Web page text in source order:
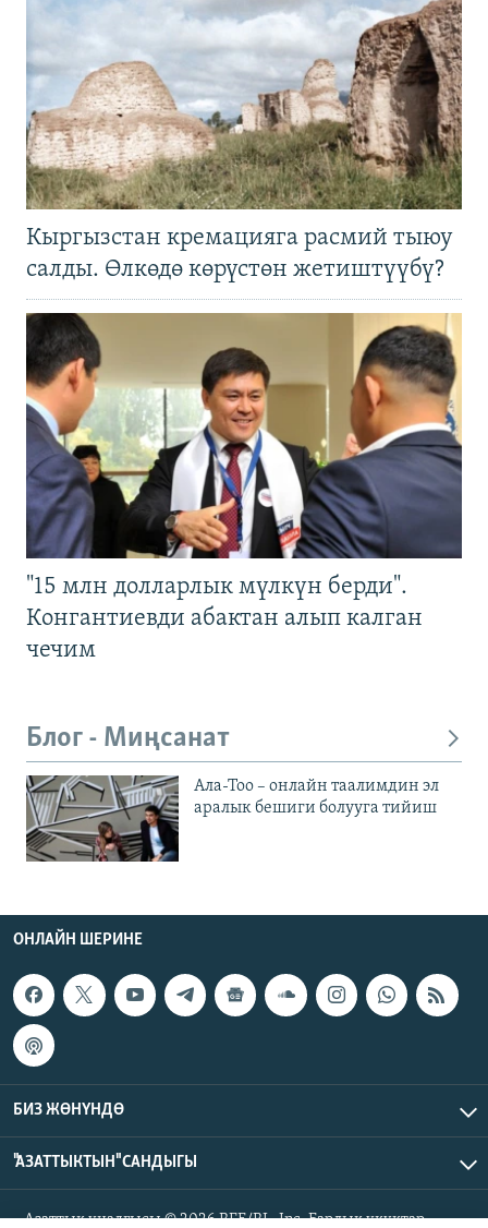
Кыргызстан кремацияга расмий тыюу
салды. Өлкөдө көрүстөн жетиштүүбү?
"15 млн долларлык мүлкүн берди".
Конгантиевди абактан алып калган
чечим
Блог - Миңсанат
Ала-Тоо – онлайн таалимдин эл
аралык бешиги болууга тийиш
ОНЛАЙН ШЕРИНЕ
БИЗ ЖӨНҮНДӨ
"АЗАТТЫКТЫН" САНДЫГЫ
Азаттык үналгысы © 2026 RFE/RL, Inc. Бардык укуктар